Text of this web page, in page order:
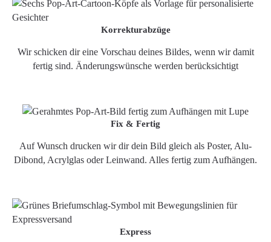
Korrekturabzüge
Wir schicken dir eine Vorschau deines Bildes, wenn wir damit
fertig sind. Änderungswünsche werden berücksichtigt
Fix & Fertig
Auf Wunsch drucken wir dir dein Bild gleich als Poster, Alu-
Dibond, Acrylglas oder Leinwand. Alles fertig zum Aufhängen.
Express